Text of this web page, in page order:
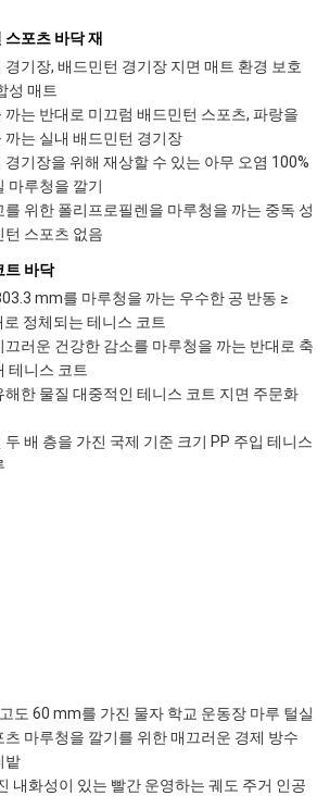
스포츠 바닥 재
경기장, 배드민턴 경기장 지면 매트 환경 보호
성 매트
까는 반대로 미끄럼 배드민턴 스포츠, 파랑을
까는 실내 배드민턴 경기장
경기장을 위해 재상할 수 있는 아무 오염 100%
마루청을 깔기
를 위한 폴리프로필렌을 마루청을 까는 중독 성
턴 스포츠 없음
트 바닥
mm를 마루청을 까는 우수한 공 반동 ≥
로 정체되는 테니스 코트
끄러운 건강한 감소를 마루청을 까는 반대로 축
테니스 코트
해한 물질 대중적인 테니스 코트 지면 주문화
두 배 층을 가진 국제 기준 크기 PP 주입 테니스
도 60 mm를 가진 물자 학교 운동장 마루 털실
츠 마루청을 깔기를 위한 매끄러운 경제 방수
밭
내화성이 있는 빨간 운영하는 궤도 주거 인공